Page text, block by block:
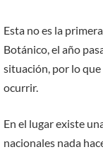
Esta no es la
Botánico, el año
situación, por lo
ocurrir.
En el lugar existe
nacionales nada